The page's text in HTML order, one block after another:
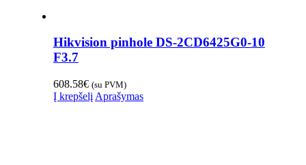
Hikvision pinhole DS-2CD6425G0-10
F3.7
608.58€ (su PVM)
Į krepšelį Aprašymas